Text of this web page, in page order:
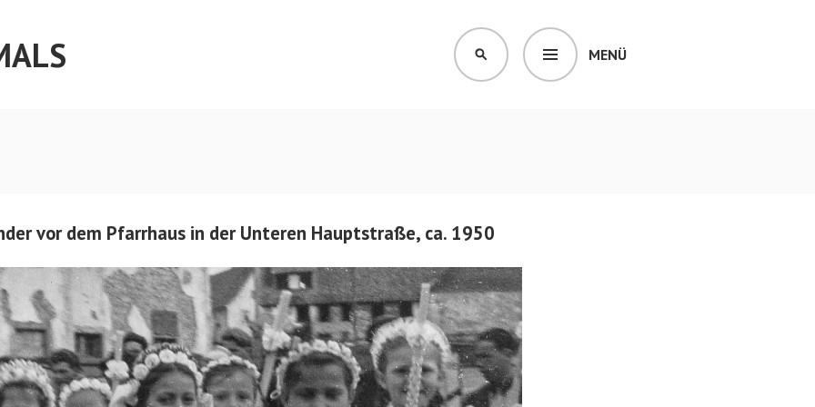
MENÜ
SUCHEN
vor dem Pfarrhaus in der Unteren Hauptstraße, ca. 1950